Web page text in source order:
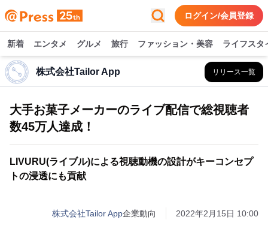
ログイン/会員登録
新着 エンタメ グルメ 旅行 ファッション・美容 ライフスタ
株式会社Tailor App リリース一覧
大手お菓子メーカーのライブ配信で総視聴者
数45万人達成！
LIVURU(ライブル)による視聴動機の設計がキーコンセプ
トの浸透にも貢献
株式会社Tailor App企業動向 2022年2月15日 10:00